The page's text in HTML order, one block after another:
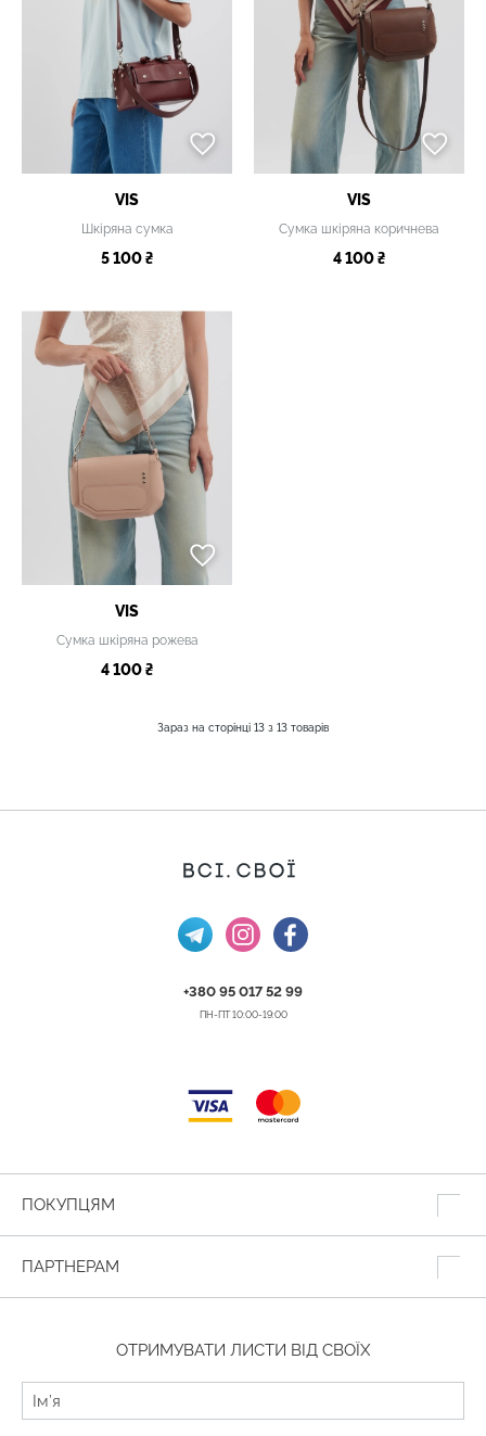
VIS
Шкіряна сумка
5 100 ₴
VIS
Сумка шкіряна коричнева
4 100 ₴
VIS
Сумка шкіряна рожева
4 100 ₴
Зараз на сторінці 13 з 13 товарів
+380 95 017 52 99
ПН-ПТ 10:00-19:00
ПОКУПЦЯМ
ПАРТНЕРАМ
ОТРИМУВАТИ ЛИСТИ ВІД СВОЇХ